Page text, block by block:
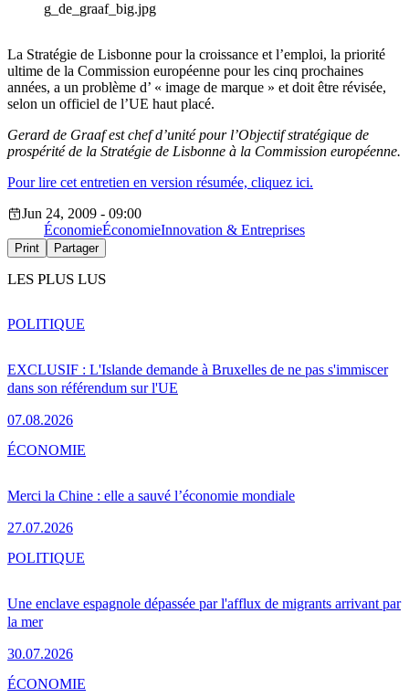
g_de_graaf_big.jpg
La Stratégie de Lisbonne pour la croissance et l’emploi, la priorité
ultime de la Commission européenne pour les cinq prochaines
années, a un problème d’ « image de marque » et doit être révisée,
selon un officiel de l’UE haut placé.
Gerard de Graaf est chef d’unité pour l’Objectif stratégique de
prospérité de la Stratégie de Lisbonne à la Commission européenne.
Pour lire cet entretien en version résumée, cliquez ici.
Jun 24, 2009 - 09:00
ÉconomieÉconomieInnovation & Entreprises
Print Partager
LES PLUS LUS
EXCLUSIF : L'Islande demande à Bruxelles de ne pas s'immiscer
dans son référendum sur l'UE
07.08.2026
POLITIQUE
Merci la Chine : elle a sauvé l’économie mondiale
27.07.2026
ÉCONOMIE
Une enclave espagnole dépassée par l'afflux de migrants arrivant par
la mer
30.07.2026
POLITIQUE
ÉCONOMIE